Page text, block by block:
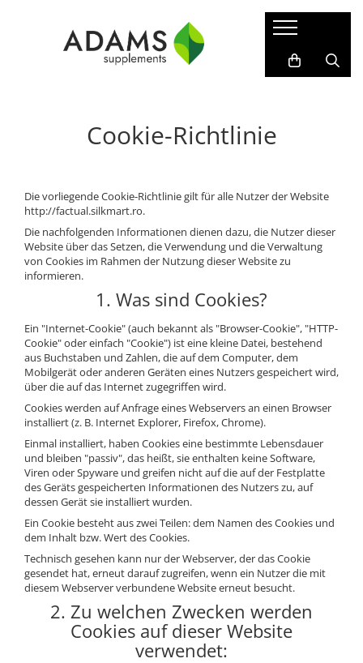
Sport & Fitness
Vegane Proteine
Nahrungsergänzungsmittel für
Sportler
Isotonische Getränke
Kreatin
Fatburner
Vor dem Training
Aminosäuren
BCAA
L-Arginin
Sonstiges
Zubehör
Shaker
Flakons
Sporttaschen
Proteinriegel
Andere Riegel
Nahrungsergänzungsmittel
Nahrungsergänzungsmittel
Vitamine und Mineralstoffe
Ätherische Öle
Kollagen
Erkrankungen
Anti-Aging, Schönheit
Diabetes
Entgiftung
Fruchtbarkeit
Haare, Haut und Nägel
Hepatobiliär
Herzerkrankungen
Hormonstörungen
Immunität
Knochensystem
Kreislaufsystem
Leichte Verdauung
Migräne
Muskelkrämpfe
Muskelsystem
Nervensystem
Cookie-Richtlinie
Die vorliegende Cookie-Richtlinie gilt für alle Nutzer der Website
http://factual.silkmart.ro.
Die nachfolgenden Informationen dienen dazu, die Nutzer dieser
Website über das Setzen, die Verwendung und die Verwaltung
von Cookies im Rahmen der Nutzung dieser Website zu
informieren.
1. Was sind Cookies?
Ein "Internet-Cookie" (auch bekannt als "Browser-Cookie", "HTTP-
Cookie" oder einfach "Cookie") ist eine kleine Datei, bestehend
aus Buchstaben und Zahlen, die auf dem Computer, dem
Mobilgerät oder anderen Geräten eines Nutzers gespeichert wird,
über die auf das Internet zugegriffen wird.
Cookies werden auf Anfrage eines Webservers an einen Browser
installiert (z. B. Internet Explorer, Firefox, Chrome).
Einmal installiert, haben Cookies eine bestimmte Lebensdauer
und bleiben "passiv", das heißt, sie enthalten keine Software,
Viren oder Spyware und greifen nicht auf die auf der Festplatte
des Geräts gespeicherten Informationen des Nutzers zu, auf
dessen Gerät sie installiert wurden.
Ein Cookie besteht aus zwei Teilen: dem Namen des Cookies und
dem Inhalt bzw. Wert des Cookies.
Technisch gesehen kann nur der Webserver, der das Cookie
gesendet hat, erneut darauf zugreifen, wenn ein Nutzer die mit
diesem Webserver verbundene Website erneut besucht.
2. Zu welchen Zwecken werden
Cookies auf dieser Website
verwendet: